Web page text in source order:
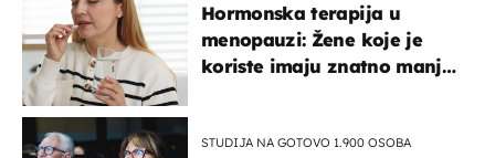
Hormonska terapija u
menopauzi: Žene koje je
koriste imaju znatno manji
STUDIJA NA GOTOVO 1.900 OSOBA